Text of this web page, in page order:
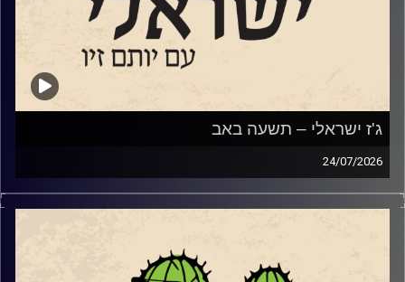
איתמר בורוכוב
ונדב כרם
ג'ז ישראלי – תשעה באב
24/07/2026
מאז ה 7.10.2023, הביטוי שנאת אחים או שנאת חינם או סתם
אפילו סתם שנאה, מקבל משמעות אחרת. ולצערינו לרבים מידי
מפתיע, לא אצל כולם זו אהבת חינם. אבל אנחנו תוכנית קירוב
לבבות תמידית שמנסה לקרב אוהבי מוזיקה ישראלים לג'ז